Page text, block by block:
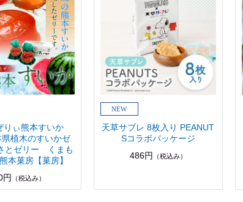
りぃ熊本すいか
植木のすいかゼ
とゼリー くまも
本菓房【菓房】
円
（税込み）
天草サブレ 8枚入り PEANUT
Sコラボパッケージ
486円
（税込み）